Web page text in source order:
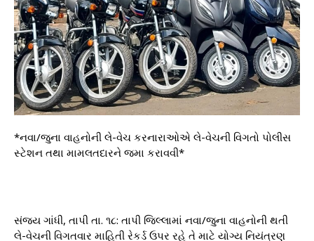
*નવા/જુના વાહનોની લે-વેચ કરનારાઓએ લે-વેચની વિગતો પોલીસ
સ્ટેશન તથા મામલતદારને જમા કરાવવી*
સંજય ગાંધી, તાપી તા. ૧૮: તાપી જિલ્લામાં નવા/જુના વાહનોની થતી
લે-વેચની વિગતવાર માહિતી રેકર્ડ ઉપર રહે તે માટે યોગ્ય નિયંત્રણ